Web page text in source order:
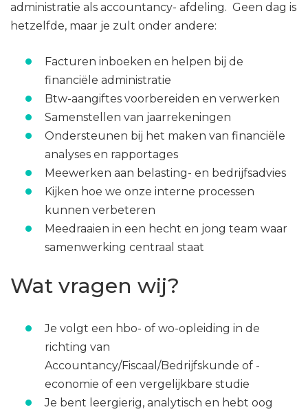
administratie als accountancy- afdeling. Geen dag is
hetzelfde, maar je zult onder andere:
Facturen inboeken en helpen bij de
financiële administratie
Btw-aangiftes voorbereiden en verwerken
Samenstellen van jaarrekeningen
Ondersteunen bij het maken van financiële
analyses en rapportages
Meewerken aan belasting- en bedrijfsadvies
Kijken hoe we onze interne processen
kunnen verbeteren
Meedraaien in een hecht en jong team waar
samenwerking centraal staat
Wat vragen wij?
Je volgt een hbo- of wo-opleiding in de
richting van
Accountancy/Fiscaal/Bedrijfskunde of -
economie of een vergelijkbare studie
Je bent leergierig, analytisch en hebt oog